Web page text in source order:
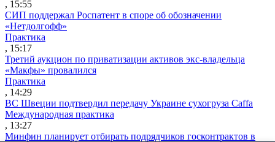
, 15:55
СИП поддержал Роспатент в споре об обозначении
«Нетдолгофф»
Практика
, 15:17
Третий аукцион по приватизации активов экс-владельца
«Макфы» провалился
Практика
, 14:29
ВС Швеции подтвердил передачу Украине сухогруза Caffa
Международная практика
, 13:27
Минфин планирует отбирать подрядчиков госконтрактов в